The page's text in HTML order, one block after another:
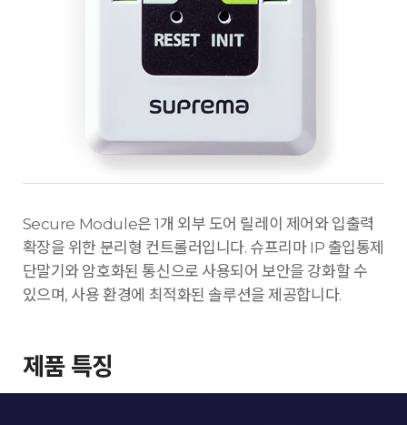
Secure Module은 1개 외부 도어 릴레이 제어와 입출력
확장을 위한 분리형 컨트롤러입니다. 슈프리마 IP 출입통제
단말기와 암호화된 통신으로 사용되어 보안을 강화할 수
있으며, 사용 환경에 최적화된 솔루션을 제공합니다.
제품 특징